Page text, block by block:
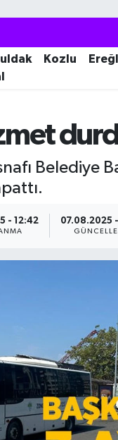
Kozlu
Belediye
- 12:42 07.08.2025 -